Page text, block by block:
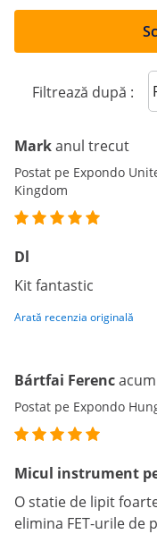
Filtrează după :
Markanul trecut
Postat pe Expondo
Kingdom
Dl
Kit fantastic
Arată recenzia originală
Bártfai Ferenc
Postat pe Expondo
Micul instrument
O statie de lipit
elimina FET-urile de